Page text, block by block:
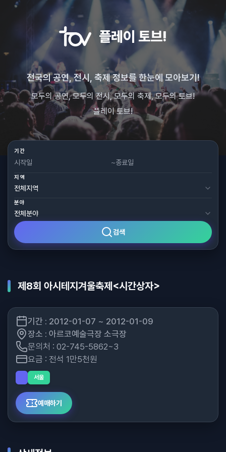
플레이 토브!
전국의 공연, 전시, 축제 정보를 한눈에 모아보기!
모두의 공연, 모두의 전시, 모두의 축제, 모두의 토브!
플레이 토브!
기간
~
지역
분야
검색
제8회 아시테지겨울축제<시간상자>
기간 : 2012-01-07 ~ 2012-01-09
장소 : 아르코예술극장 소극장
문의처 : 02-745-5862~3
요금 : 전석 1만5천원
서울
예매하기